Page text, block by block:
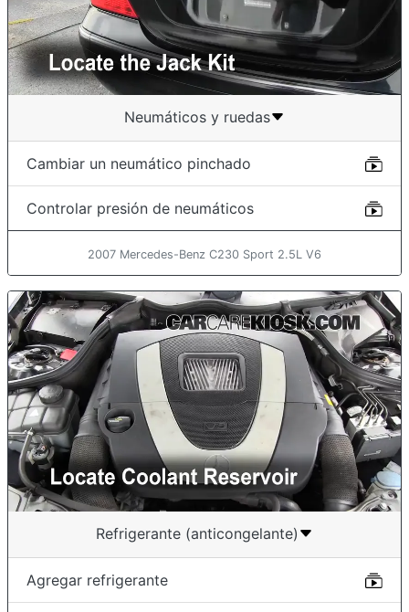
Neumáticos y ruedas
Cambiar un neumático pinchado
Controlar presión de neumáticos
2007 Mercedes-Benz C230 Sport 2.5L V6
Refrigerante (anticongelante)
Agregar refrigerante